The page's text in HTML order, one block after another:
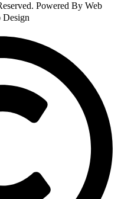
Powered By Web